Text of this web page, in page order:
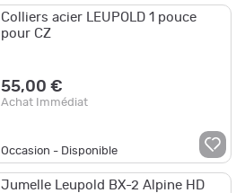
Colliers acier LEUPOLD 1 pouce
pour CZ
55,00 €
Achat Immédiat
Occasion - Disponible
Jumelle Leupold BX-2 Alpine HD